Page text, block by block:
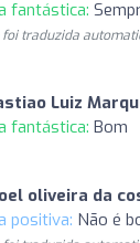
fantástica:
foi traduzida
Luiz
fantástica: Bom
oliveira da
positiva: Não é